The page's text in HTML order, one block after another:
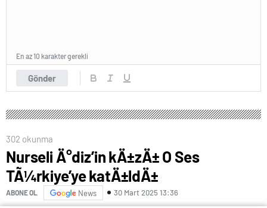
Gönder
En az 10 karakter gerekli
302 okunma
Nurseli Ä°diz’in kÄ±zÄ± O Ses
TÃ¼rkiye’ye katÄ±ldÄ±
ABONE OL News 30 Mart 2025 13:36